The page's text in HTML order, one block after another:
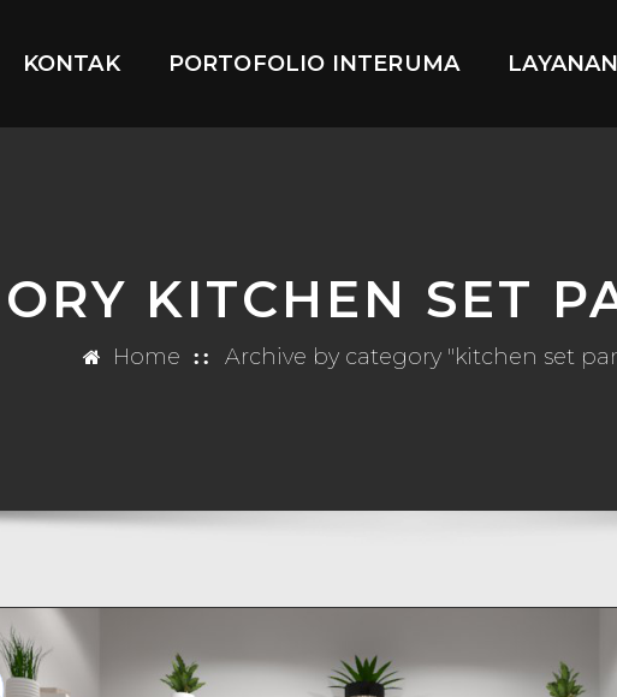
KONTAK PORTOFOLIO INTERUMA
KITCHEN SET
Home Archive by category "kitchen set